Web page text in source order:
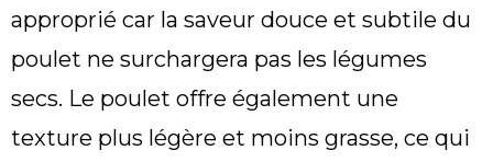
approprié car la saveur douce et subtile du
poulet ne surchargera pas les légumes
secs. Le poulet offre également une
texture plus légère et moins grasse, ce qui